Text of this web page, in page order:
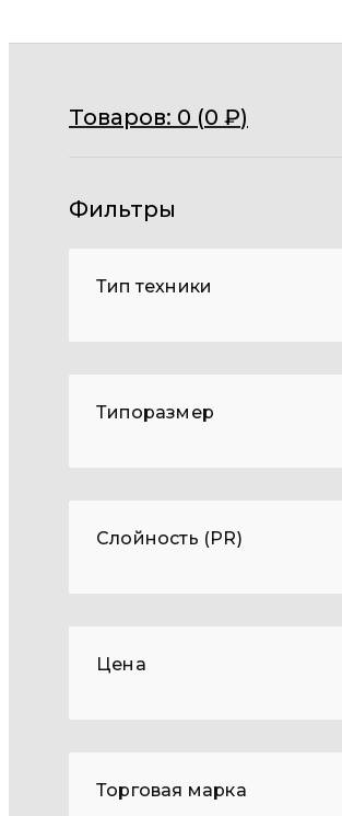
Товаров: 0 (0 ₽)
Фильтры
Тип техники
Типоразмер
Слойность (PR)
Цена
Торговая марка